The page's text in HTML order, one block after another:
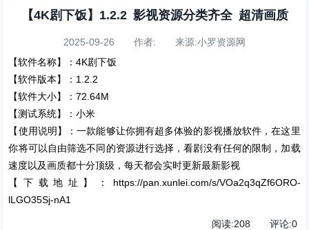
【4K剧下饭】1.2.2 影视资源分类齐全 超清画质
2025-09-26 作者: 来源:小罗资源网
【软件名称】：4K剧下饭
【软件版本】：1.2.2
【软件大小】：72.64M
【测试系统】：小米
【使用说明】：一款能够让你拥有超多体验的影视播放软件，在这里
你将可以自由筛选不同的资源进行选择，看剧没有任何的限制，加载
速度以及画质都十分顶级，每天都会实时更新最新影视
【下载地址】：https://pan.xunlei.com/s/VOa2q3qZf6ORO-
lLGO35Sj-nA1
阅读:208 评论:0